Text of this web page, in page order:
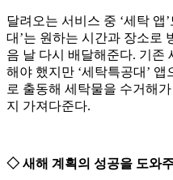
달려오는 서비스 중 ‘세탁 앱
대’는 원하는 시간과 장소로
음 날 다시 배달해준다. 기존
해야 했지만 ‘세탁특공대’
로 출동해 세탁물을 수거해
지 가져다준다.
◇ 새해 계획의 성공을 도와